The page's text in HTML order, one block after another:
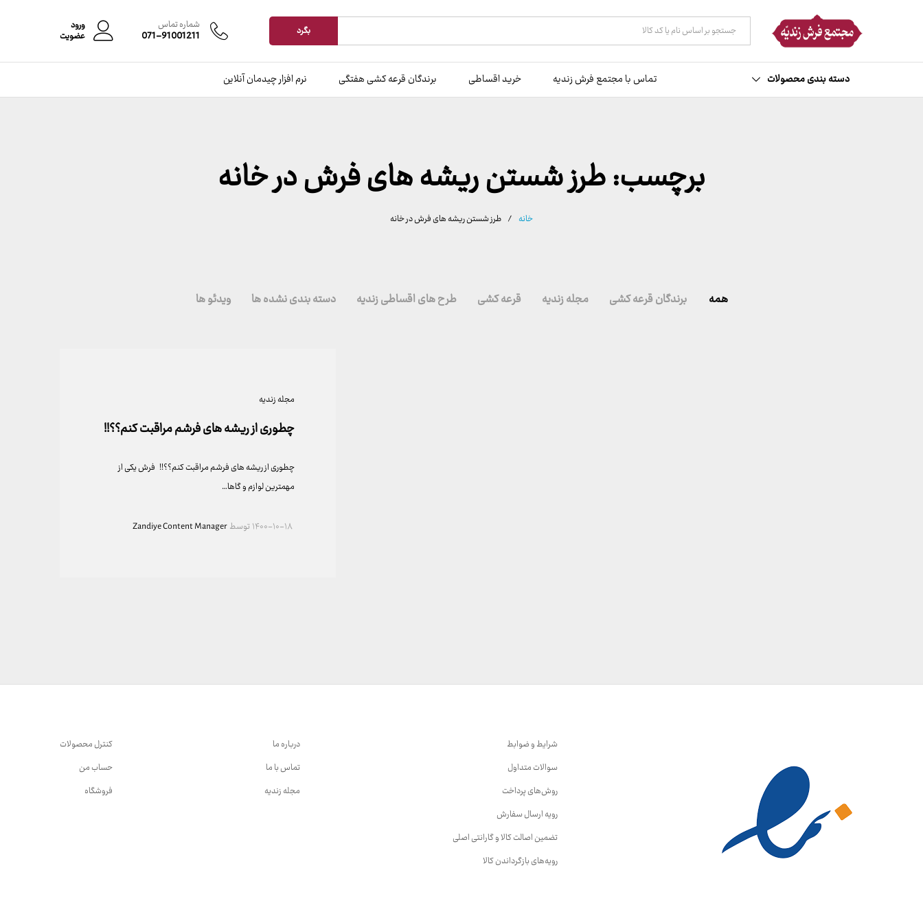
همه دسته ها بگرد شماره تماس
071-91001211
ورود
عضویت
دسته بندی محصولات تماس با مجتمع فرش زندیه خرید اقساطی برندگان قرعه کشی هفتگی نرم افزار چیدمان آنلاین
برچسب:طرز شستن ریشه های فرش در خانه
خانه / طرز شستن ریشه های فرش در خانه
همه برندگان قرعه کشی مجله زندیه قرعه کشی طرح های اقساطی زندیه دسته بندی نشده ها ویدئو ها
مجله زندیه
چطوری از ریشه های فرشم مراقبت کنم؟؟!!
چطوری از ریشه های فرشم مراقبت کنم؟؟!! فرش یکی از
مهمترین لوازم و گاها…
۱۴۰۰-۱۰-۱۸توسطZandiye Content Manager
شرایط و ضوابط
سوالات متداول
روش‌های پرداخت
رویه ارسال سفارش
تضمین اصالت کالا و گارانتی اصلی
رویه‌های بازگرداندن کالا
درباره ما
تماس با ما
مجله زندیه
کنترل محصولات
حساب من
فروشگاه